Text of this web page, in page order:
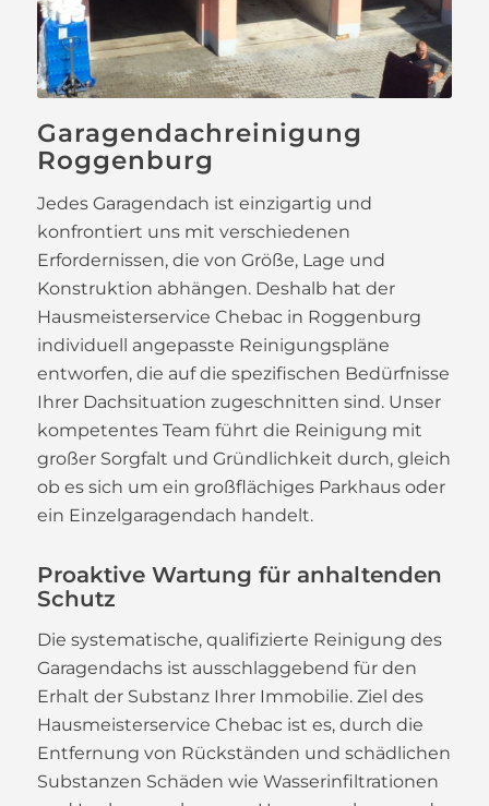
Garagendachreinigung
Roggenburg
Jedes Garagendach ist einzigartig und
konfrontiert uns mit verschiedenen
Erfordernissen, die von Größe, Lage und
Konstruktion abhängen. Deshalb hat der
Hausmeisterservice Chebac in Roggenburg
individuell angepasste Reinigungspläne
entworfen, die auf die spezifischen Bedürfnisse
Ihrer Dachsituation zugeschnitten sind. Unser
kompetentes Team führt die Reinigung mit
großer Sorgfalt und Gründlichkeit durch, gleich
ob es sich um ein großflächiges Parkhaus oder
ein Einzelgaragendach handelt.
Proaktive Wartung für anhaltenden
Schutz
Die systematische, qualifizierte Reinigung des
Garagendachs ist ausschlaggebend für den
Erhalt der Substanz Ihrer Immobilie. Ziel des
Hausmeisterservice Chebac ist es, durch die
Entfernung von Rückständen und schädlichen
Substanzen Schäden wie Wasserinfiltrationen